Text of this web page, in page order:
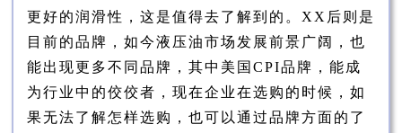
更好的润滑性，这是值得去了解到的。XX后则是
目前的品牌，如今液压油市场发展前景广阔，也
能出现更多不同品牌，其中美国CPI品牌，能成
为行业中的佼佼者，现在企业在选购的时候，如
果无法了解怎样选购，也可以通过品牌方面的了